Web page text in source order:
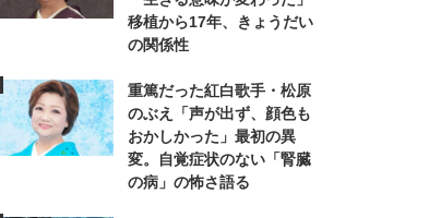
移植から17年、きょうだい
の関係性
重篤だった紅白歌手・松原
のぶえ「声が出ず、顔色も
おかしかった」最初の異
変。自覚症状のない「腎臓
の病」の怖さ語る